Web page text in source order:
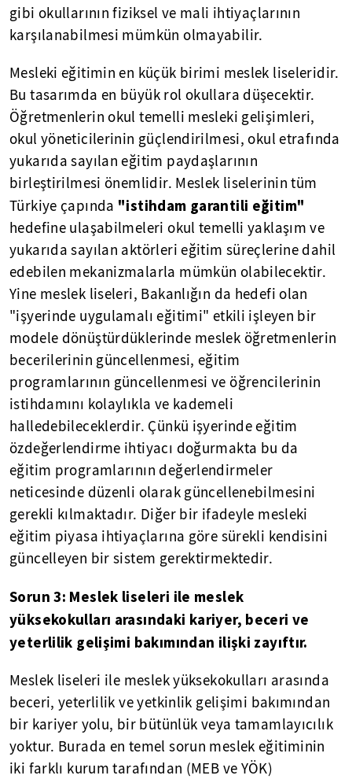
gibi okullarının fiziksel ve mali ihtiyaçlarının
karşılanabilmesi mümkün olmayabilir.
Mesleki eğitimin en küçük birimi meslek liseleridir.
Bu tasarımda en büyük rol okullara düşecektir.
Öğretmenlerin okul temelli mesleki gelişimleri,
okul yöneticilerinin güçlendirilmesi, okul etrafında
yukarıda sayılan eğitim paydaşlarının
birleştirilmesi önemlidir. Meslek liselerinin tüm
Türkiye çapında "istihdam garantili eğitim"
hedefine ulaşabilmeleri okul temelli yaklaşım ve
yukarıda sayılan aktörleri eğitim süreçlerine dahil
edebilen mekanizmalarla mümkün olabilecektir.
Yine meslek liseleri, Bakanlığın da hedefi olan
"işyerinde uygulamalı eğitimi" etkili işleyen bir
modele dönüştürdüklerinde meslek öğretmenlerin
becerilerinin güncellenmesi, eğitim
programlarının güncellenmesi ve öğrencilerinin
istihdamını kolaylıkla ve kademeli
halledebileceklerdir. Çünkü işyerinde eğitim
özdeğerlendirme ihtiyacı doğurmakta bu da
eğitim programlarının değerlendirmeler
neticesinde düzenli olarak güncellenebilmesini
gerekli kılmaktadır. Diğer bir ifadeyle mesleki
eğitim piyasa ihtiyaçlarına göre sürekli kendisini
güncelleyen bir sistem gerektirmektedir.
Sorun 3: Meslek liseleri ile meslek
yüksekokulları arasındaki kariyer, beceri ve
yeterlilik gelişimi bakımından ilişki zayıftır.
Meslek liseleri ile meslek yüksekokulları arasında
beceri, yeterlilik ve yetkinlik gelişimi bakımından
bir kariyer yolu, bir bütünlük veya tamamlayıcılık
yoktur. Burada en temel sorun meslek eğitiminin
iki farklı kurum tarafından (MEB ve YÖK)